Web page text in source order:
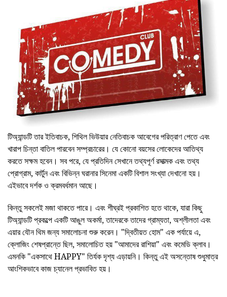
টিঅ্যান্ডটি তার ইতিবাচক, শিথিল ভিউয়ার নেতিবাচক আবেগের পরিত্রাণ পেতে এবং
খারাপ চিন্তা বাতিল পারবেন সম্প্রচারের। যে কোনো বয়সের লোকেদের আতিথ্য
করতে সক্ষম হবেন। সব পরে, যে প্রতিদিন সেখানে তথ্যপূর্ণ রসাত্মক এবং তথ্য
প্রোগ্রাম, কার্টুন এবং বিভিন্ন ঘরানার সিনেমা একটি বিশাল সংখ্যা দেখানো হয়।
এইভাবে দর্শক ও ক্রমবর্ধমান আছে।
কিন্তু সকলেই মজা থাকতে পারে। এবং শীঘ্রই প্রকাশিত হতে থাকে, যারা কিছু
টিঅ্যান্ডটি প্রকল্পে একটি আঙুল অকর্মা, তাদেরকে তাদের গ্রাম্যতা, অশ্লীলতা এবং
এয়ার যৌন থিম জন্য সমালোচনা শুরু করেন। "দ্বিতীয়ত হোম" এক পর্যায়ে এ,
ক্লোজিং শেষপ্রান্তে ছিল, সমালোচিত হয় "আমাদের রাশিয়া" এবং কমেডি ক্লাব।
এমনকি "একসাথে HAPPY" তির্যক দৃশ্য এড়ায়নি। কিন্তু এই অসন্তোষ শুধুমাত্র
আংশিকভাবে কাজ চ্যানেল প্রভাবিত হয়।